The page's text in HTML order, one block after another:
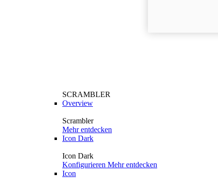
SCRAMBLER
Overview
Scrambler
Mehr entdecken
Icon Dark
Icon Dark
Konfigurieren Mehr entdecken
Icon